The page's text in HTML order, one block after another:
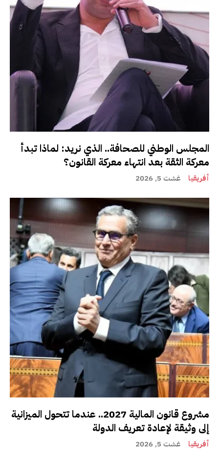
المجلس الوطني للصحافة.. الذي نريد: لماذا تبدأ
معركة الثقة بعد انتهاء معركة القانون؟
أفريقيا غشت 5, 2026
مشروع قانون المالية 2027.. عندما تتحول الميزانية
إلى وثيقة لإعادة تعريف الدولة
أفريقيا غشت 5, 2026